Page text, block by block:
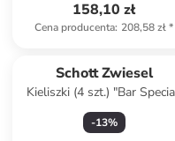
158,10 zł
Cena producenta: 208,58 zł*
Schott Zwiesel
Kieliszki (4 szt.) "Bar
do szampana - 384 ml
-13%